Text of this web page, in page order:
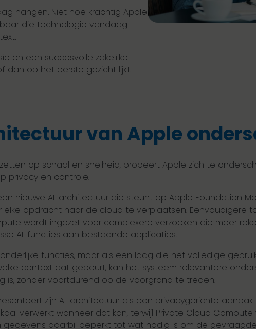
hangen. Niet hoe krachtig Apple
die technologie vandaag
en een succesvolle zakelijke
dan op het eerste gezicht lijkt.
van Apple
op schaal en snelheid, probeert Apple zich te
privacy en controle.
nieuwe AI-architectuur die steunt op Apple Foundation
elke opdracht naar de cloud te verplaatsen. Eenvoudigere
wordt ingezet voor complexere verzoeken die meer
AI-functies aan bestaande applicaties.
functies, maar als een laag die het volledige
context dat gebeurt, kan het systeem relevantere
is, zonder voortdurend op de voorgrond te treden.
zijn AI-architectuur als een privacygerichte
verwerkt wanneer dat kan, terwijl Private Cloud
gegevens daarbij beperkt tot wat nodig is om de